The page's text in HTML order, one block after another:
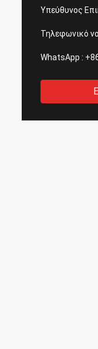
Υπεύθυνος
Τηλεφωνικό
WhatsApp :